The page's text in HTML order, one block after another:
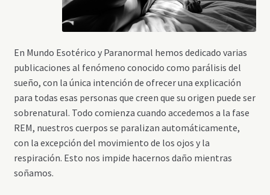
En Mundo Esotérico y Paranormal hemos dedicado varias
publicaciones al fenómeno conocido como parálisis del
sueño, con la única intención de ofrecer una explicación
para todas esas personas que creen que su origen puede ser
sobrenatural. Todo comienza cuando accedemos a la fase
REM, nuestros cuerpos se paralizan automáticamente,
con la excepción del movimiento de los ojos y la
respiración. Esto nos impide hacernos daño mientras
soñamos.